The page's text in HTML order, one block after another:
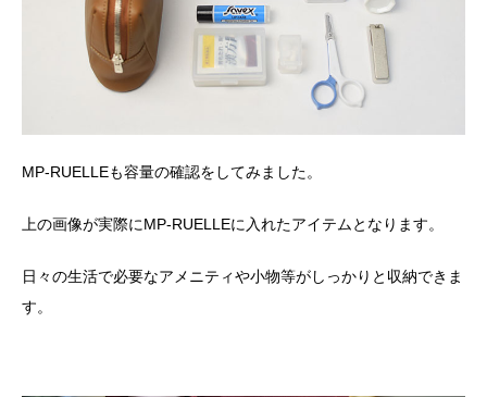
MP-RUELLEも容量の確認をしてみました。
上の画像が実際にMP-RUELLEに入れたアイテムとなります。
日々の生活で必要なアメニティや小物等がしっかりと収納できま
す。